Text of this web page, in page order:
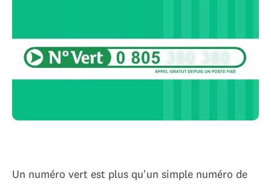
Un numéro vert est plus qu'un simple numéro de